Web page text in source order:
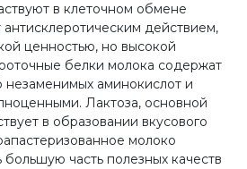
в клеточном обмене
действием,
ценностью, но высокой
белки молока содержат
незаменимых аминокислот и
Лактоза, основной
в образовании вкусового
молоко
большую часть полезных качеств